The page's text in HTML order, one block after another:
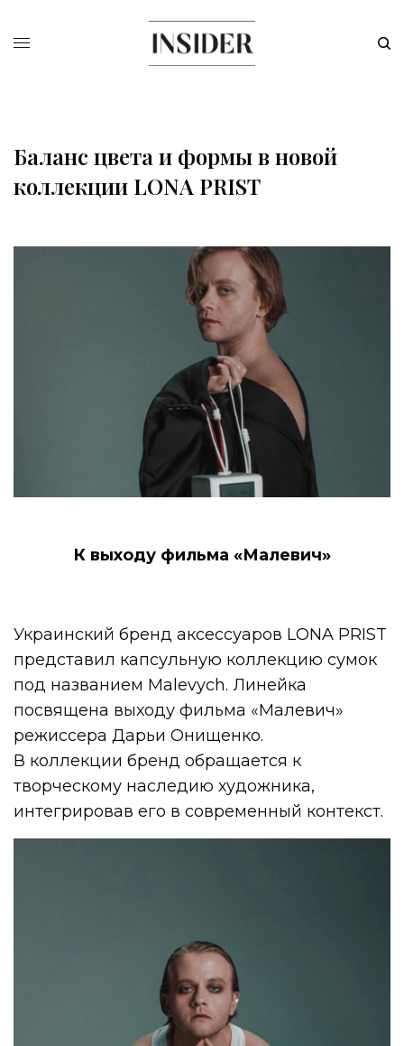
Баланс цвета и формы в новой
коллекции LONA PRIST
К выходу фильма «Малевич»
Украинский бренд аксессуаров LONA PRIST
представил капсульную коллекцию сумок
под названием Malevych. Линейка
посвящена выходу фильма «Малевич»
режиссера Дарьи Онищенко.
В коллекции бренд обращается к
творческому наследию художника,
интегрировав его в современный контекст.